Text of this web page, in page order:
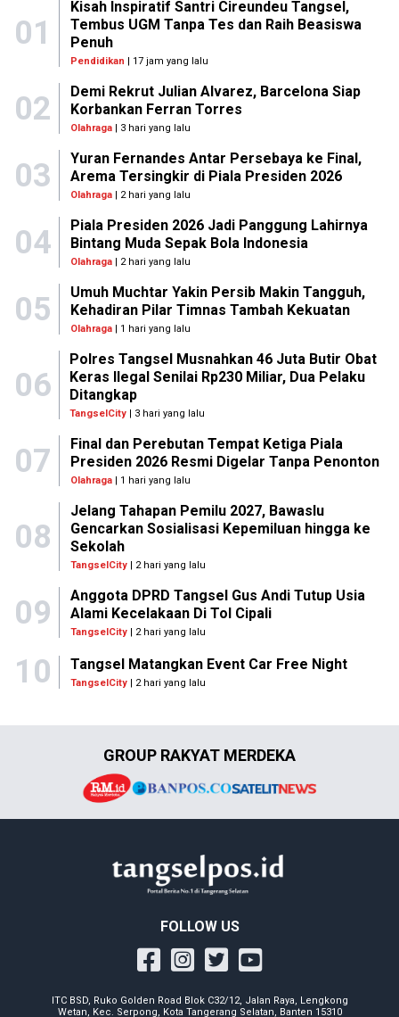
01
Kisah Inspiratif Santri Cireundeu Tangsel,
Tembus UGM Tanpa Tes dan Raih Beasiswa
Penuh
Pendidikan | 17 jam yang lalu
02
Demi Rekrut Julian Alvarez, Barcelona Siap
Korbankan Ferran Torres
Olahraga| 3 hari yang lalu
03
Yuran Fernandes Antar Persebaya ke Final,
Arema Tersingkir di Piala Presiden 2026
Olahraga| 2 hari yang lalu
04
Piala Presiden 2026 Jadi Panggung Lahirnya
Bintang Muda Sepak Bola Indonesia
Olahraga| 2 hari yang lalu
05
Umuh Muchtar Yakin Persib Makin Tangguh,
Kehadiran Pilar Timnas Tambah Kekuatan
Olahraga| 1 hari yang lalu
06
Polres Tangsel Musnahkan 46 Juta Butir Obat
Keras Ilegal Senilai Rp230 Miliar, Dua Pelaku
Ditangkap
TangselCity | 3 hari yang lalu
07
Final dan Perebutan Tempat Ketiga Piala
Presiden 2026 Resmi Digelar Tanpa Penonton
Olahraga| 1 hari yang lalu
08
Jelang Tahapan Pemilu 2027, Bawaslu
Gencarkan Sosialisasi Kepemiluan hingga ke
Sekolah
TangselCity| 2 hari yang lalu
09
Anggota DPRD Tangsel Gus Andi Tutup Usia
Alami Kecelakaan Di Tol Cipali
TangselCity| 2 hari yang lalu
10 Tangsel Matangkan Event Car Free Night
TangselCity | 2 hari yang lalu
GROUP RAKYAT MERDEKA
FOLLOW US
ITC BSD, Ruko Golden Road Blok C32/12, Jalan Raya, Lengkong
Wetan, Kec. Serpong, Kota Tangerang Selatan, Banten 15310